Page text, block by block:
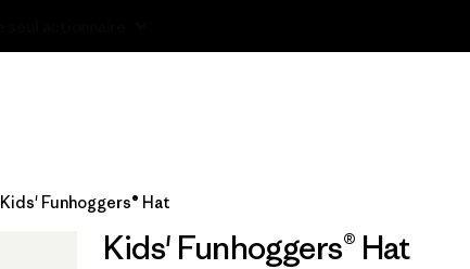
Kids' Funhoggers® Hat
Kids' Funhoggers® Hat